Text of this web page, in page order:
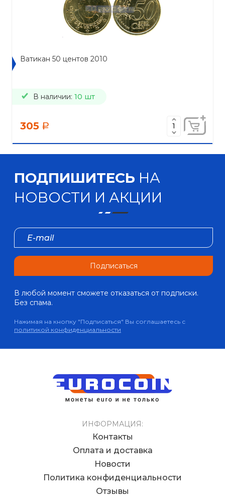
Ватикан 50 центов 2010
В наличии: 10 шт
305 a
ПОДПИШИТЕСЬ НА
НОВОСТИ И АКЦИИ
Подписаться
В любой момент сможете отказаться от подписки.
Без спама.
Нажимая на кнопку "Подписаться" Вы соглашаетесь с
политикой конфиденциальности
ИНФОРМАЦИЯ:
Контакты
Оплата и доставка
Новости
Политика конфиденциальности
Отзывы